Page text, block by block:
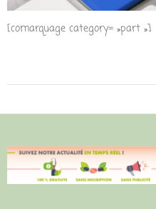
[comarquage category= »part »]